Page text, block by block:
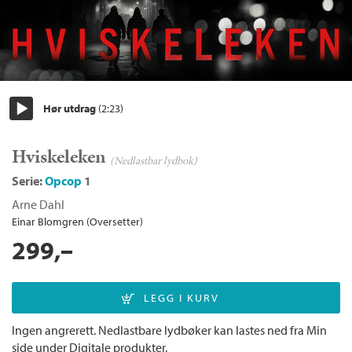
Hør utdrag (2:23)
Hviskeleken (Nedlastbar lydbok)
Serie:Opcop 1
Arne Dahl
Einar Blomgren (Oversetter)
299,–
Ingen angrerett. Nedlastbare lydbøker kan lastes ned fra Min
side under Digitale produkter.